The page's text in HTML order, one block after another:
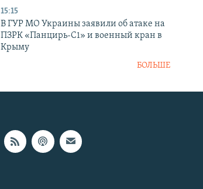
15:15
В ГУР МО Украины заявили об атаке на
ПЗРК «Панцирь-С1» и военный кран в
Крыму
БОЛЬШЕ